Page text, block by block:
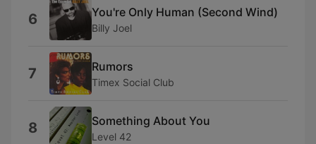
6 You're Only Human (Second Wind)
Billy Joel
7 Rumors
Timex Social Club
8 Something About You
Level 42